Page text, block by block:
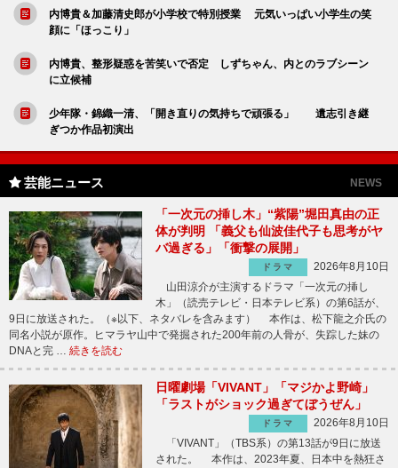
内博貴＆加藤清史郎が小学校で特別授業 元気いっぱい小学生の笑
顔に「ほっこり」
内博貴、整形疑惑を苦笑いで否定 しずちゃん、内とのラブシーン
に立候補
少年隊・錦織一清、「開き直りの気持ちで頑張る」 遺志引き継
ぎつか作品初演出
芸能ニュース NEWS
「一次元の挿し木」“紫陽”堀田真由の正
体が判明 「義父も仙波佳代子も思考がヤ
バ過ぎる」「衝撃の展開」
ドラマ
2026年8月10日
山田涼介が主演するドラマ「一次元の挿し
木」（読売テレビ・日本テレビ系）の第6話が、
9日に放送された。（※以下、ネタバレを含みます） 本作は、松下龍之介氏の
同名小説が原作。ヒマラヤ山中で発掘された200年前の人骨が、失踪した妹の
DNAと完 … 続きを読む
日曜劇場「VIVANT」「マジかよ野崎」
「ラストがショック過ぎてぼうぜん」
ドラマ
2026年8月10日
「VIVANT」（TBS系）の第13話が9日に放送
された。 本作は、2023年夏、日本中を熱狂さ